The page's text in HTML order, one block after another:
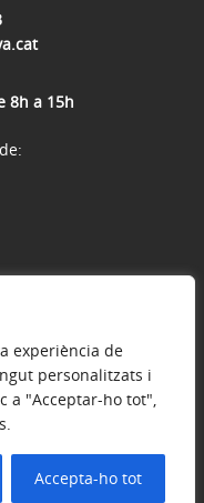
experiència de
personalitzats i
a "Acceptar-ho tot",
Accepta-ho tot
8h a 15h